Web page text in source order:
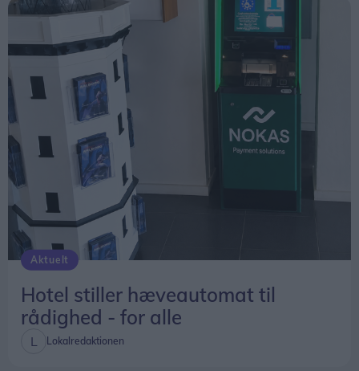
Aktuelt
Hotel stiller hæveautomat til
rådighed - for alle
Lokalredaktionen